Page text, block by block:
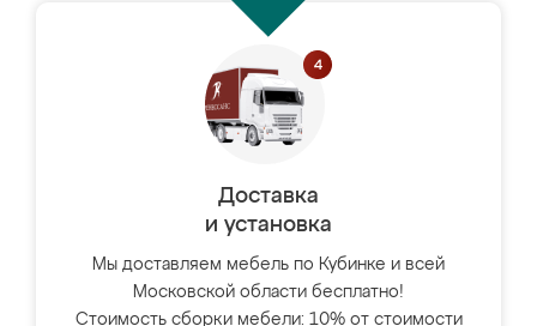
Доставка
и установка
Мы доставляем мебель по Кубинке и всей
Московской области бесплатно!
Стоимость сборки мебели: 10% от стоимости